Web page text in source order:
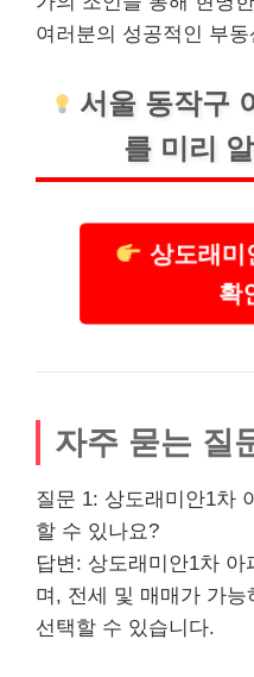
여러분의 성공적인 부
서울 동작구
를 미리
상도래미
확
자주 묻는 질
질문 1: 상도래미안1차
할 수 있나요?
답변: 상도래미안1차
며, 전세 및 매매가 가
선택할 수 있습니다.